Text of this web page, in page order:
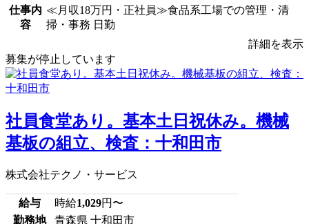
仕事内
容
≪月収18万円・正社員≫食品系工場での管理・清
掃・事務 日勤
詳細を表示
募集が停止しています
社員食堂あり。基本土日祝休み。機械
基板の組立、検査：十和田市
株式会社テクノ・サービス
給与 時給1,029円〜
勤務地
青森県 十和田市